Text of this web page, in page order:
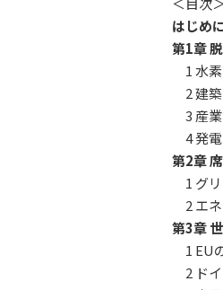
はじめ
第1章
1 水
2 建
3 産
4 発
第2章
1 グ
2 エ
第3章
1 EU
2 ド